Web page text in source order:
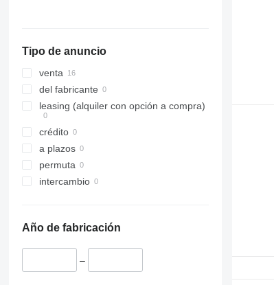
Tipo de anuncio
venta
del fabricante
leasing (alquiler con opción a compra)
crédito
a plazos
permuta
intercambio
Año de fabricación
–